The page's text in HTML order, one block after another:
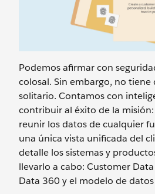
Podemos afirmar con
colosal. Sin embargo, no
solitario. Contamos con
contribuir al éxito de la
reunir los datos de cualquier
una única vista unificada del
detalle los sistemas y
llevarlo a cabo: Customer
Data 360 y el modelo de